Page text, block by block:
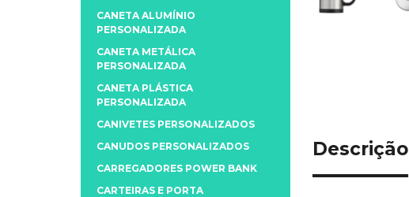
Descrição
CANETA ALUMÍNIO
PERSONALIZADA
CANETA METÁLICA
PERSONALIZADA
CANETA PLÁSTICA
PERSONALIZADA
CANIVETES PERSONALIZADOS
CANUDOS PERSONALIZADOS
CARREGADORES POWER BANK
CARTEIRAS E PORTA